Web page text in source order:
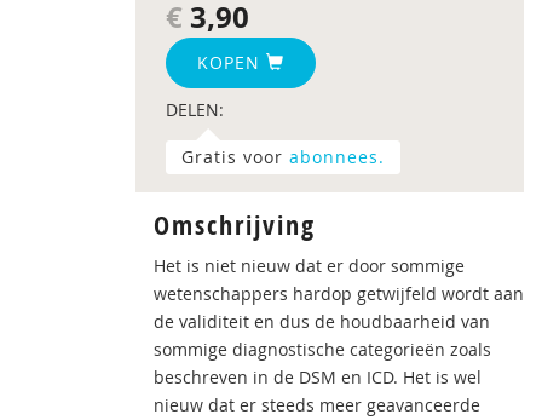
€ 3,90
KOPEN
DELEN:
Gratis voor abonnees.
Omschrijving
Het is niet nieuw dat er door sommige
wetenschappers hardop getwijfeld wordt aan
de validiteit en dus de houdbaarheid van
sommige diagnostische categorieën zoals
beschreven in de DSM en ICD. Het is wel
nieuw dat er steeds meer geavanceerde